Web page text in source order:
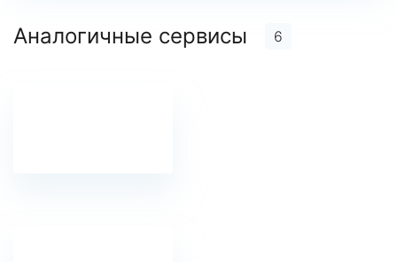
Аналогичные сервисы 6